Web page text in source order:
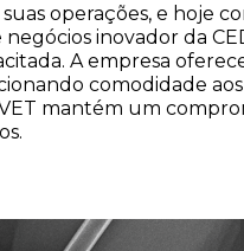
operações, e hoje
inovador da
A empresa
comodidade
mantém um